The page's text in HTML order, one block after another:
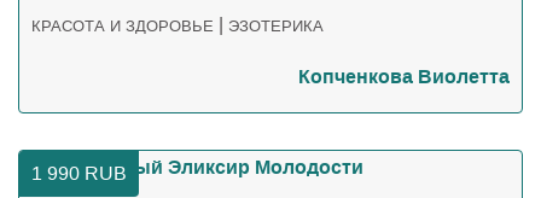
КРАСОТА И ЗДОРОВЬЕ | ЭЗОТЕРИКА
Копченкова Виолетта
1 990 RUB